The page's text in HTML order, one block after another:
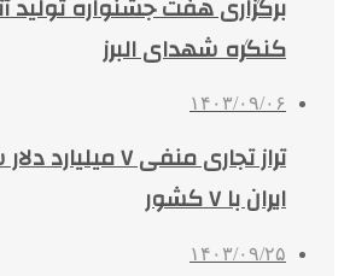
کنگره شهدای البرز
۱۴۰۳/۰۹/۰۶
ایران با ۷ کشور
۱۴۰۳/۰۹/۲۵